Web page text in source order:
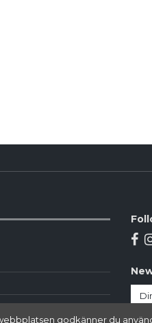
godkänner du